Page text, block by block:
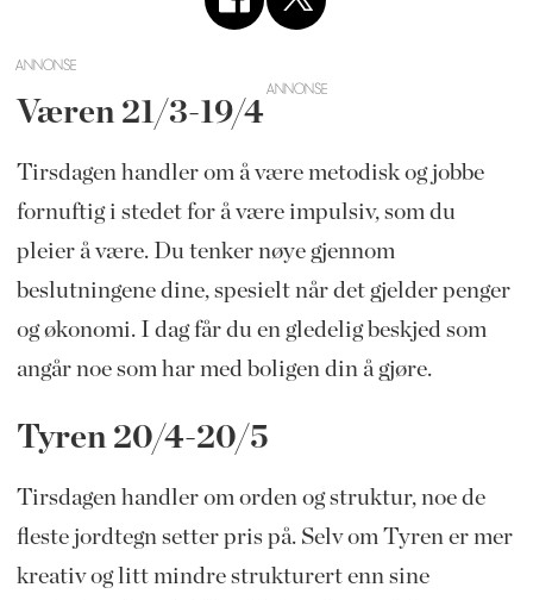
ANNONSE
Væren 21/3-19/4
Tirsdagen handler om å være metodisk og jobbe
fornuftig i stedet for å være impulsiv, som du
pleier å være. Du tenker nøye gjennom
beslutningene dine, spesielt når det gjelder penger
og økonomi. I dag får du en gledelig beskjed som
angår noe som har med boligen din å gjøre.
Tyren 20/4-20/5
Tirsdagen handler om orden og struktur, noe de
fleste jordtegn setter pris på. Selv om Tyren er mer
kreativ og litt mindre strukturert enn sine